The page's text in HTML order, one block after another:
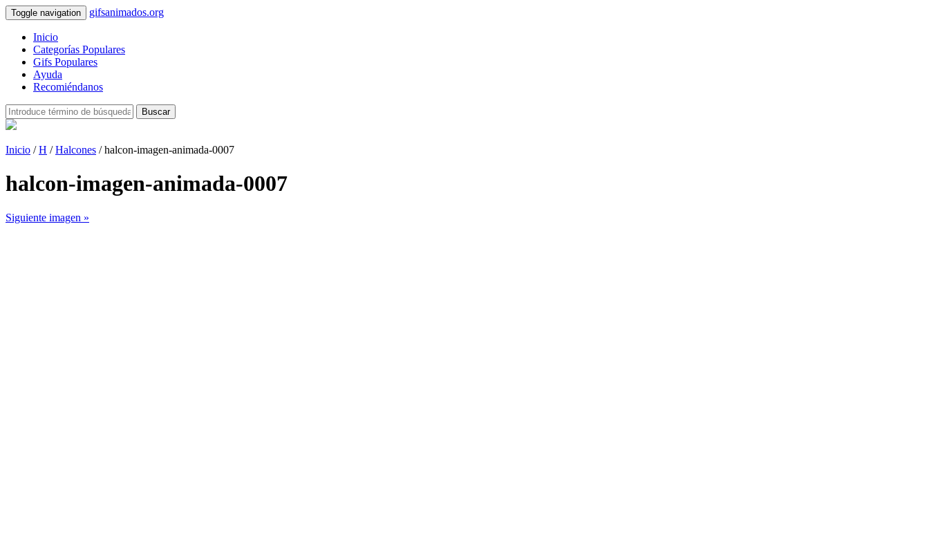
Toggle navigation gifsanimados.org
Inicio
Categorías Populares
Gifs Populares
Ayuda
Recomiéndanos
Buscar
Inicio /H /Halcones / halcon-imagen-animada-0007
halcon-imagen-animada-0007
Siguiente imagen »